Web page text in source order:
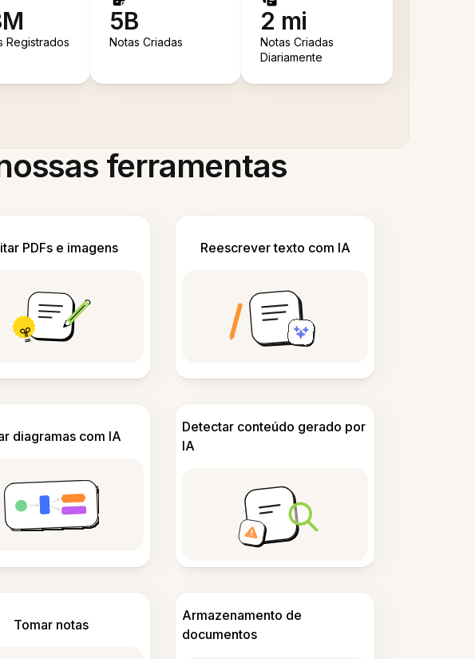
Registrados
5B
Notas Criadas
2 mi
Notas Criadas
Diariamente
ferramentas
PDFs e imagens Reescrever texto com IA
diagramas com IA
Detectar conteúdo gerado por
IA
Tomar notas
Armazenamento de
documentos